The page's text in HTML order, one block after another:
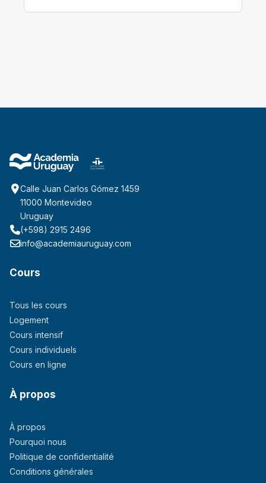
Calle Juan Carlos Gómez 1459
11000 Montevideo
Uruguay
(+598) 2915 2496
info@academiauruguay.com
Cours
Tous les cours
Logement
Cours intensif
Cours individuels
Cours en ligne
À propos
À propos
Pourquoi nous
Politique de confidentialité
Conditions générales